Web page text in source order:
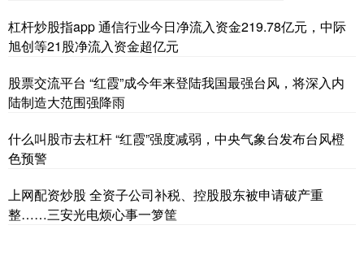
杠杆炒股指app 通信行业今日净流入资金219.78亿元，中际
旭创等21股净流入资金超亿元
股票交流平台 “红霞”成今年来登陆我国最强台风，将深入内
陆制造大范围强降雨
什么叫股市去杠杆 “红霞”强度减弱，中央气象台发布台风橙
色预警
上网配资炒股 全资子公司补税、控股股东被申请破产重
整……三安光电烦心事一箩筐